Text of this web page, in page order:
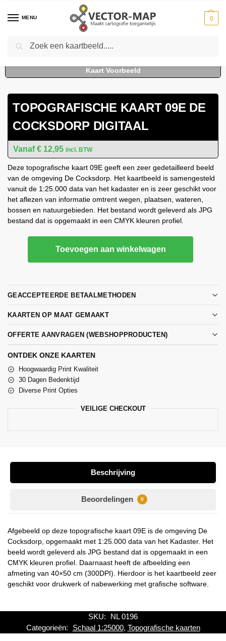
MENU 0
Home Kaarten - Topografische kaarten
TOPOGRAFISCHE KAART 09E DE
COCKSDORP DIGITAAL
€ 12,95 incl. BTW
Deze topografische kaart 09E geeft een zeer gedetailleerd beeld
van de omgeving De Cocksdorp. Het kaartbeeld is samengesteld
vanuit de 1:25.000 data van het kadaster en is zeer geschikt voor
het aflezen van informatie omtrent wegen, plaatsen, wateren,
bossen en natuurgebieden. Het bestand wordt geleverd als JPG
bestand dat is opgemaakt in een CMYK kleuren profiel.
Toevoegen aan winkelwagen
GEACCEPTEERDE BETAALMETHODEN
KAARTEN OP MAAT GEMAAKT
OFFERTE AANVRAGEN (WEBSHOPPRODUCTEN)
ONTDEK ONZE KAARTEN
Hoogwaardig Print Kwaliteit
30 Dagen Bedenktijd
Diverse Print Opties
VEILIGE CHECKOUT
Beschrijving
Beoordelingen 0
Afgebeeld op deze topografische kaart 09E is de omgeving De
Cocksdorp, opgemaakt met 1:25.000 data van het Kadaster. Het
beeld wordt geleverd als JPG bestand dat is opgemaakt in een
CMYK kleuren profiel. Daarnaast heeft de afbeelding een
afmeting van 40×50 cm (300DPI). Hierdoor is het kaartbeeld zeer
geschikt voor drukwerk of nabewerking met grafische software.
SKU:
NL 0196
Categorieën:
Schaal 1:25000, Topografische kaarten